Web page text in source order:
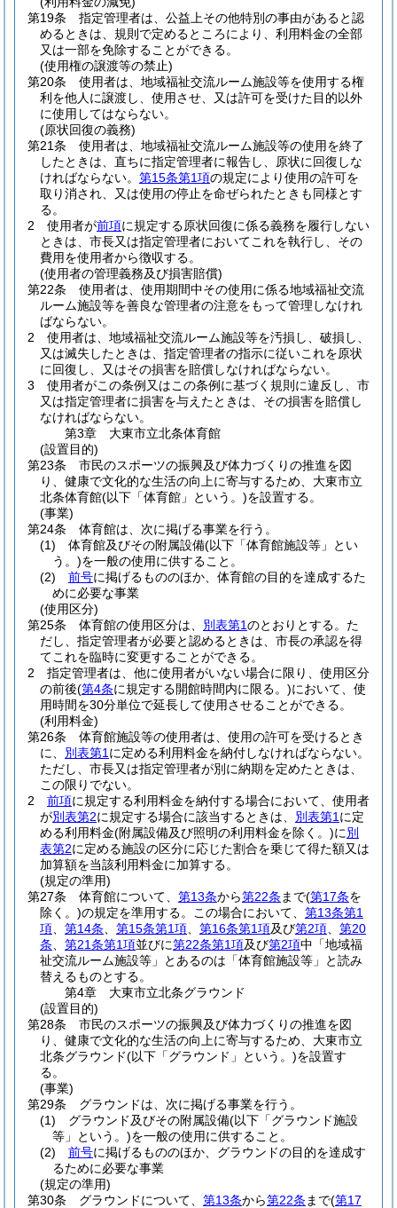
第19条
指定管理者は、公益上その他特別の事由があると認
めるときは、規則で定めるところにより、利用料金の全部
又は一部を免除することができる。
(使用権の譲渡等の禁止)
第20条
使用者は、地域福祉交流ルーム施設等を使用する権
利を他人に譲渡し、使用させ、又は許可を受けた目的以外
に使用してはならない。
(原状回復の義務)
第21条
使用者は、地域福祉交流ルーム施設等の使用を終了
したときは、直ちに指定管理者に報告し、原状に回復しな
ければならない。 第15条第1項の規定により使用の許可を
取り消され、又は使用の停止を命ぜられたときも同様とす
る。
2
使用者が前項に規定する原状回復に係る義務を履行しない
ときは、市長又は指定管理者においてこれを執行し、その
費用を使用者から徴収する。
(使用者の管理義務及び損害賠償)
第22条
使用者は、使用期間中その使用に係る地域福祉交流
ルーム施設等を善良な管理者の注意をもって管理しなけれ
ばならない。
2
使用者は、地域福祉交流ルーム施設等を汚損し、破損し、
又は滅失したときは、指定管理者の指示に従いこれを原状
に回復し、又はその損害を賠償しなければならない。
3
使用者がこの条例又はこの条例に基づく規則に違反し、市
又は指定管理者に損害を与えたときは、その損害を賠償し
なければならない。
第3章
大東市立北条体育館
(設置目的)
第23条
市民のスポーツの振興及び体力づくりの推進を図
り、健康で文化的な生活の向上に寄与するため、大東市立
北条体育館(以下「体育館」という。)を設置する。
(事業)
第24条
体育館は、次に掲げる事業を行う。
(1)
体育館及びその附属設備(以下「体育館施設等」とい
う。)を一般の使用に供すること。
(2)
前号に掲げるもののほか、体育館の目的を達成するた
めに必要な事業
(使用区分)
第25条
体育館の使用区分は、 別表第1のとおりとする。 た
だし、指定管理者が必要と認めるときは、市長の承認を得
てこれを臨時に変更することができる。
2
指定管理者は、他に使用者がいない場合に限り、使用区分
の前後(第4条に規定する開館時間内に限る。)において、使
用時間を30分単位で延長して使用させることができる。
(利用料金)
第26条
体育館施設等の使用者は、使用の許可を受けるとき
に、 別表第1 に定める利用料金を納付しなければならない。
ただし、市長又は指定管理者が別に納期を定めたときは、
この限りでない。
2
前項に規定する利用料金を納付する場合において、使用者
が別表第2に規定する場合に該当するときは、 別表第1 に定
める利用料金(附属設備及び照明の利用料金を除く。)に別
表第2に定める施設の区分に応じた割合を乗じて得た額又は
加算額を当該利用料金に加算する。
(規定の準用)
第27条
体育館について、 第13条から第22条 まで(第17条を
除く。)の規定を準用する。 この場合において、 第13条第1
項
第14条 第15条第1項 第16条第1項及び第2項
第20
条
第21条第1項並びに第22条第1項及び第2項中「地域福
祉交流ルーム施設等」とあるのは「体育館施設等」と読み
替えるものとする。
第4章
大東市立北条グラウンド
(設置目的)
第28条
市民のスポーツの振興及び体力づくりの推進を図
り、健康で文化的な生活の向上に寄与するため、大東市立
北条グラウンド(以下「グラウンド」という。)を設置す
る。
(事業)
第29条
グラウンドは、次に掲げる事業を行う。
(1)
グラウンド及びその附属設備(以下「グラウンド施設
等」という。)を一般の使用に供すること。
(2)
前号に掲げるもののほか、グラウンドの目的を達成す
るために必要な事業
(規定の準用)
第30条
グラウンドについて、 第13条から第22条 まで(第17